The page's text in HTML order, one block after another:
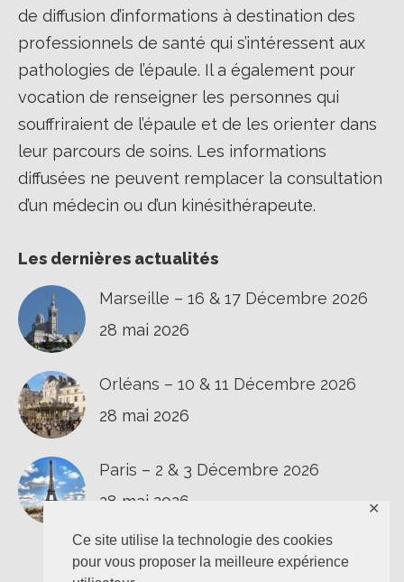
Ce site utilise la technologie des cookies
pour vous proposer la meilleure expérience
✕
de diffusion d’informations à destination des
professionnels de santé qui s’intéressent aux
pathologies de l’épaule. Il a également pour
vocation de renseigner les personnes qui
souffriraient de l’épaule et de les orienter dans
leur parcours de soins. Les informations
diffusées ne peuvent remplacer la consultation
d’un médecin ou d’un kinésithérapeute.
Les dernières actualités
Marseille – 16 & 17 Décembre 2026
28 mai 2026
Orléans – 10 & 11 Décembre 2026
28 mai 2026
Paris – 2 & 3 Décembre 2026
28 mai 2026